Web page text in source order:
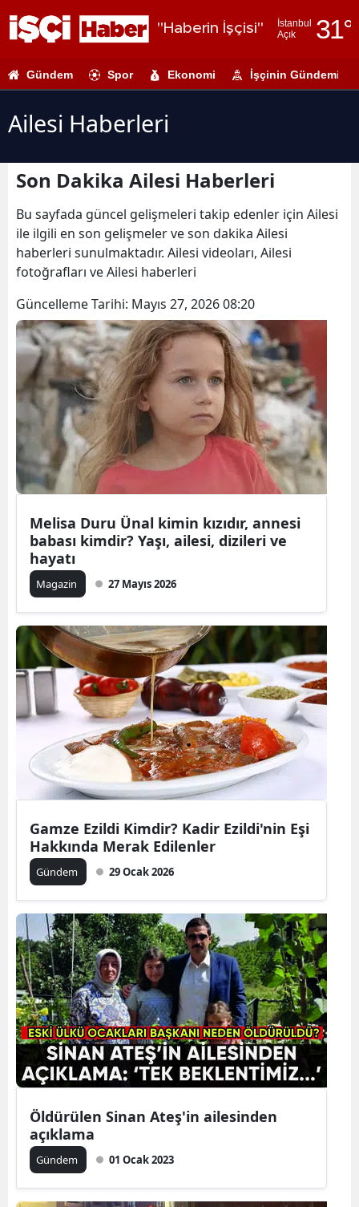
"Haberin İşçisi"
İstanbul
Açık
31°
Adıyaman
Ankara
Balıkesir
Bilecik
Bingöl
Bitlis
Bolu
Çankırı
Denizli
Diyarbakır
Edirne
Erzincan
Erzurum
Gaziantep
Giresun
Gümüşhane
Hakkari
Hatay
Isparta
Kars
Gündem Spor Ekonomi İşçinin Gündemi
Ailesi Haberleri
Son Dakika Ailesi Haberleri
Bu sayfada güncel gelişmeleri takip edenler için Ailesi
ile ilgili en son gelişmeler ve son dakika Ailesi
haberleri sunulmaktadır. Ailesi videoları, Ailesi
fotoğrafları ve Ailesi haberleri
Güncelleme Tarihi: Mayıs 27, 2026 08:20
Melisa Duru Ünal kimin kızıdır, annesi
babası kimdir? Yaşı, ailesi, dizileri ve
hayatı
Magazin 27 Mayıs 2026
Gamze Ezildi Kimdir? Kadir Ezildi'nin Eşi
Hakkında Merak Edilenler
Gündem 29 Ocak 2026
Öldürülen Sinan Ateş'in ailesinden
açıklama
Gündem 01 Ocak 2023